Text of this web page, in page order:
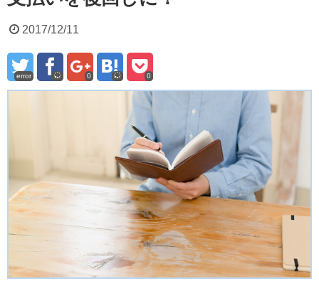
2017/12/11
error 0 0